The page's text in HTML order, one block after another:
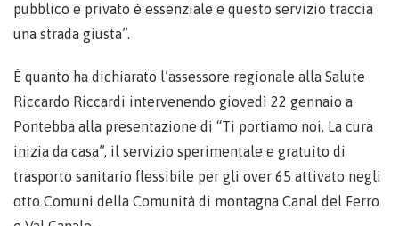
pubblico e privato è essenziale e questo servizio traccia
una strada giusta”.
È quanto ha dichiarato l’assessore regionale alla Salute
Riccardo Riccardi intervenendo giovedì 22 gennaio a
Pontebba alla presentazione di “Ti portiamo noi. La cura
inizia da casa”, il servizio sperimentale e gratuito di
trasporto sanitario flessibile per gli over 65 attivato negli
otto Comuni della Comunità di montagna Canal del Ferro